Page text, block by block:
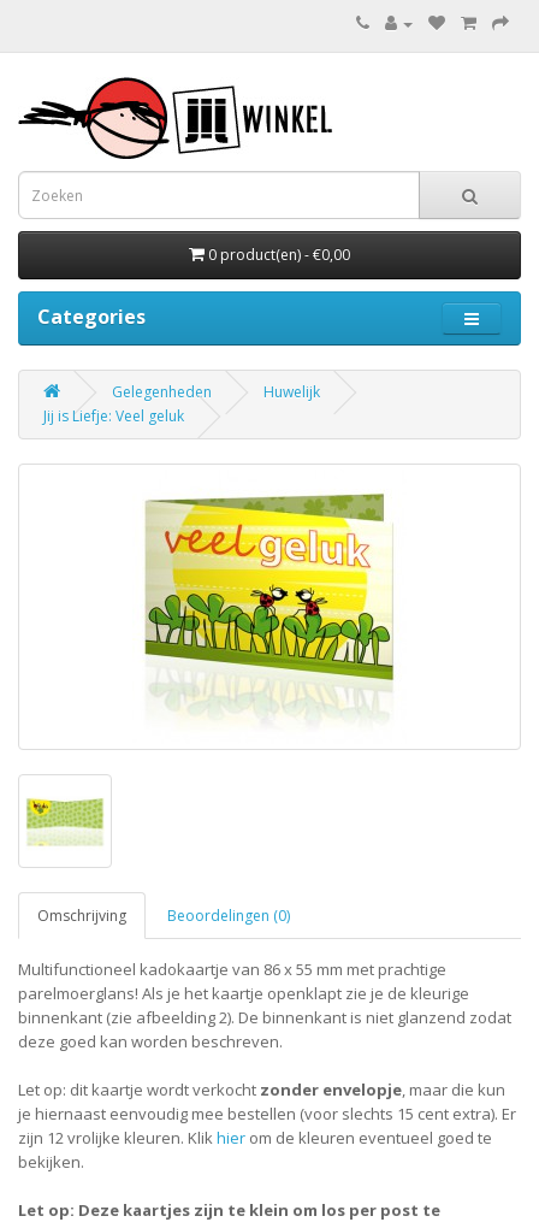
0 product(en) - €0,00
Categories
Gelegenheden
Huwelijk
Jij is Liefje: Veel geluk
Omschrijving Beoordelingen (0)
Multifunctioneel kadokaartje van 86 x 55 mm met prachtige
parelmoerglans! Als je het kaartje openklapt zie je de kleurige
binnenkant (zie afbeelding 2). De binnenkant is niet glanzend zodat
deze goed kan worden beschreven.
Let op: dit kaartje wordt verkocht zonder envelopje, maar die kun
je hiernaast eenvoudig mee bestellen (voor slechts 15 cent extra). Er
zijn 12 vrolijke kleuren. Klikhier om de kleuren eventueel goed te
bekijken.
Let op: Deze kaartjes zijn te klein om los per post te